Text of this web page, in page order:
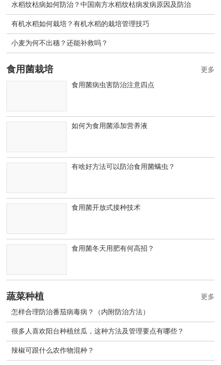
水稻纹枯病如何防治？中国南方水稻纹枯病发病原因及防治
有机水稻如何栽培？有机水稻的栽培管理技巧
小麦为何不出穗？还能补救吗？
食用菌栽培
食用菌病虫害防治注意四点
如何为食用菌添加营养液
有啥好方法可以防治食用菌螨虫？
食用菌开放式接种技术
食用菌冬天用肥有何高招？
更多
蔬菜种植
怎样合理防治番茄病毒病？（内附防治方法）
很多人喜欢阳台种植丝瓜，这种方法及管理要点有哪些？
辣椒可跟什么农作物混种？
更多